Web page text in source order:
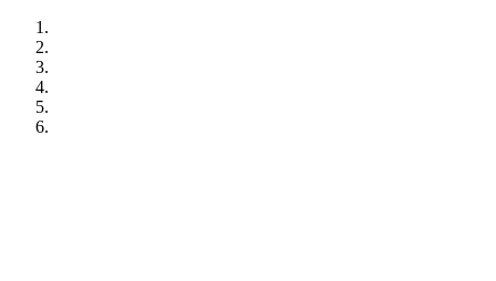
Skip
content